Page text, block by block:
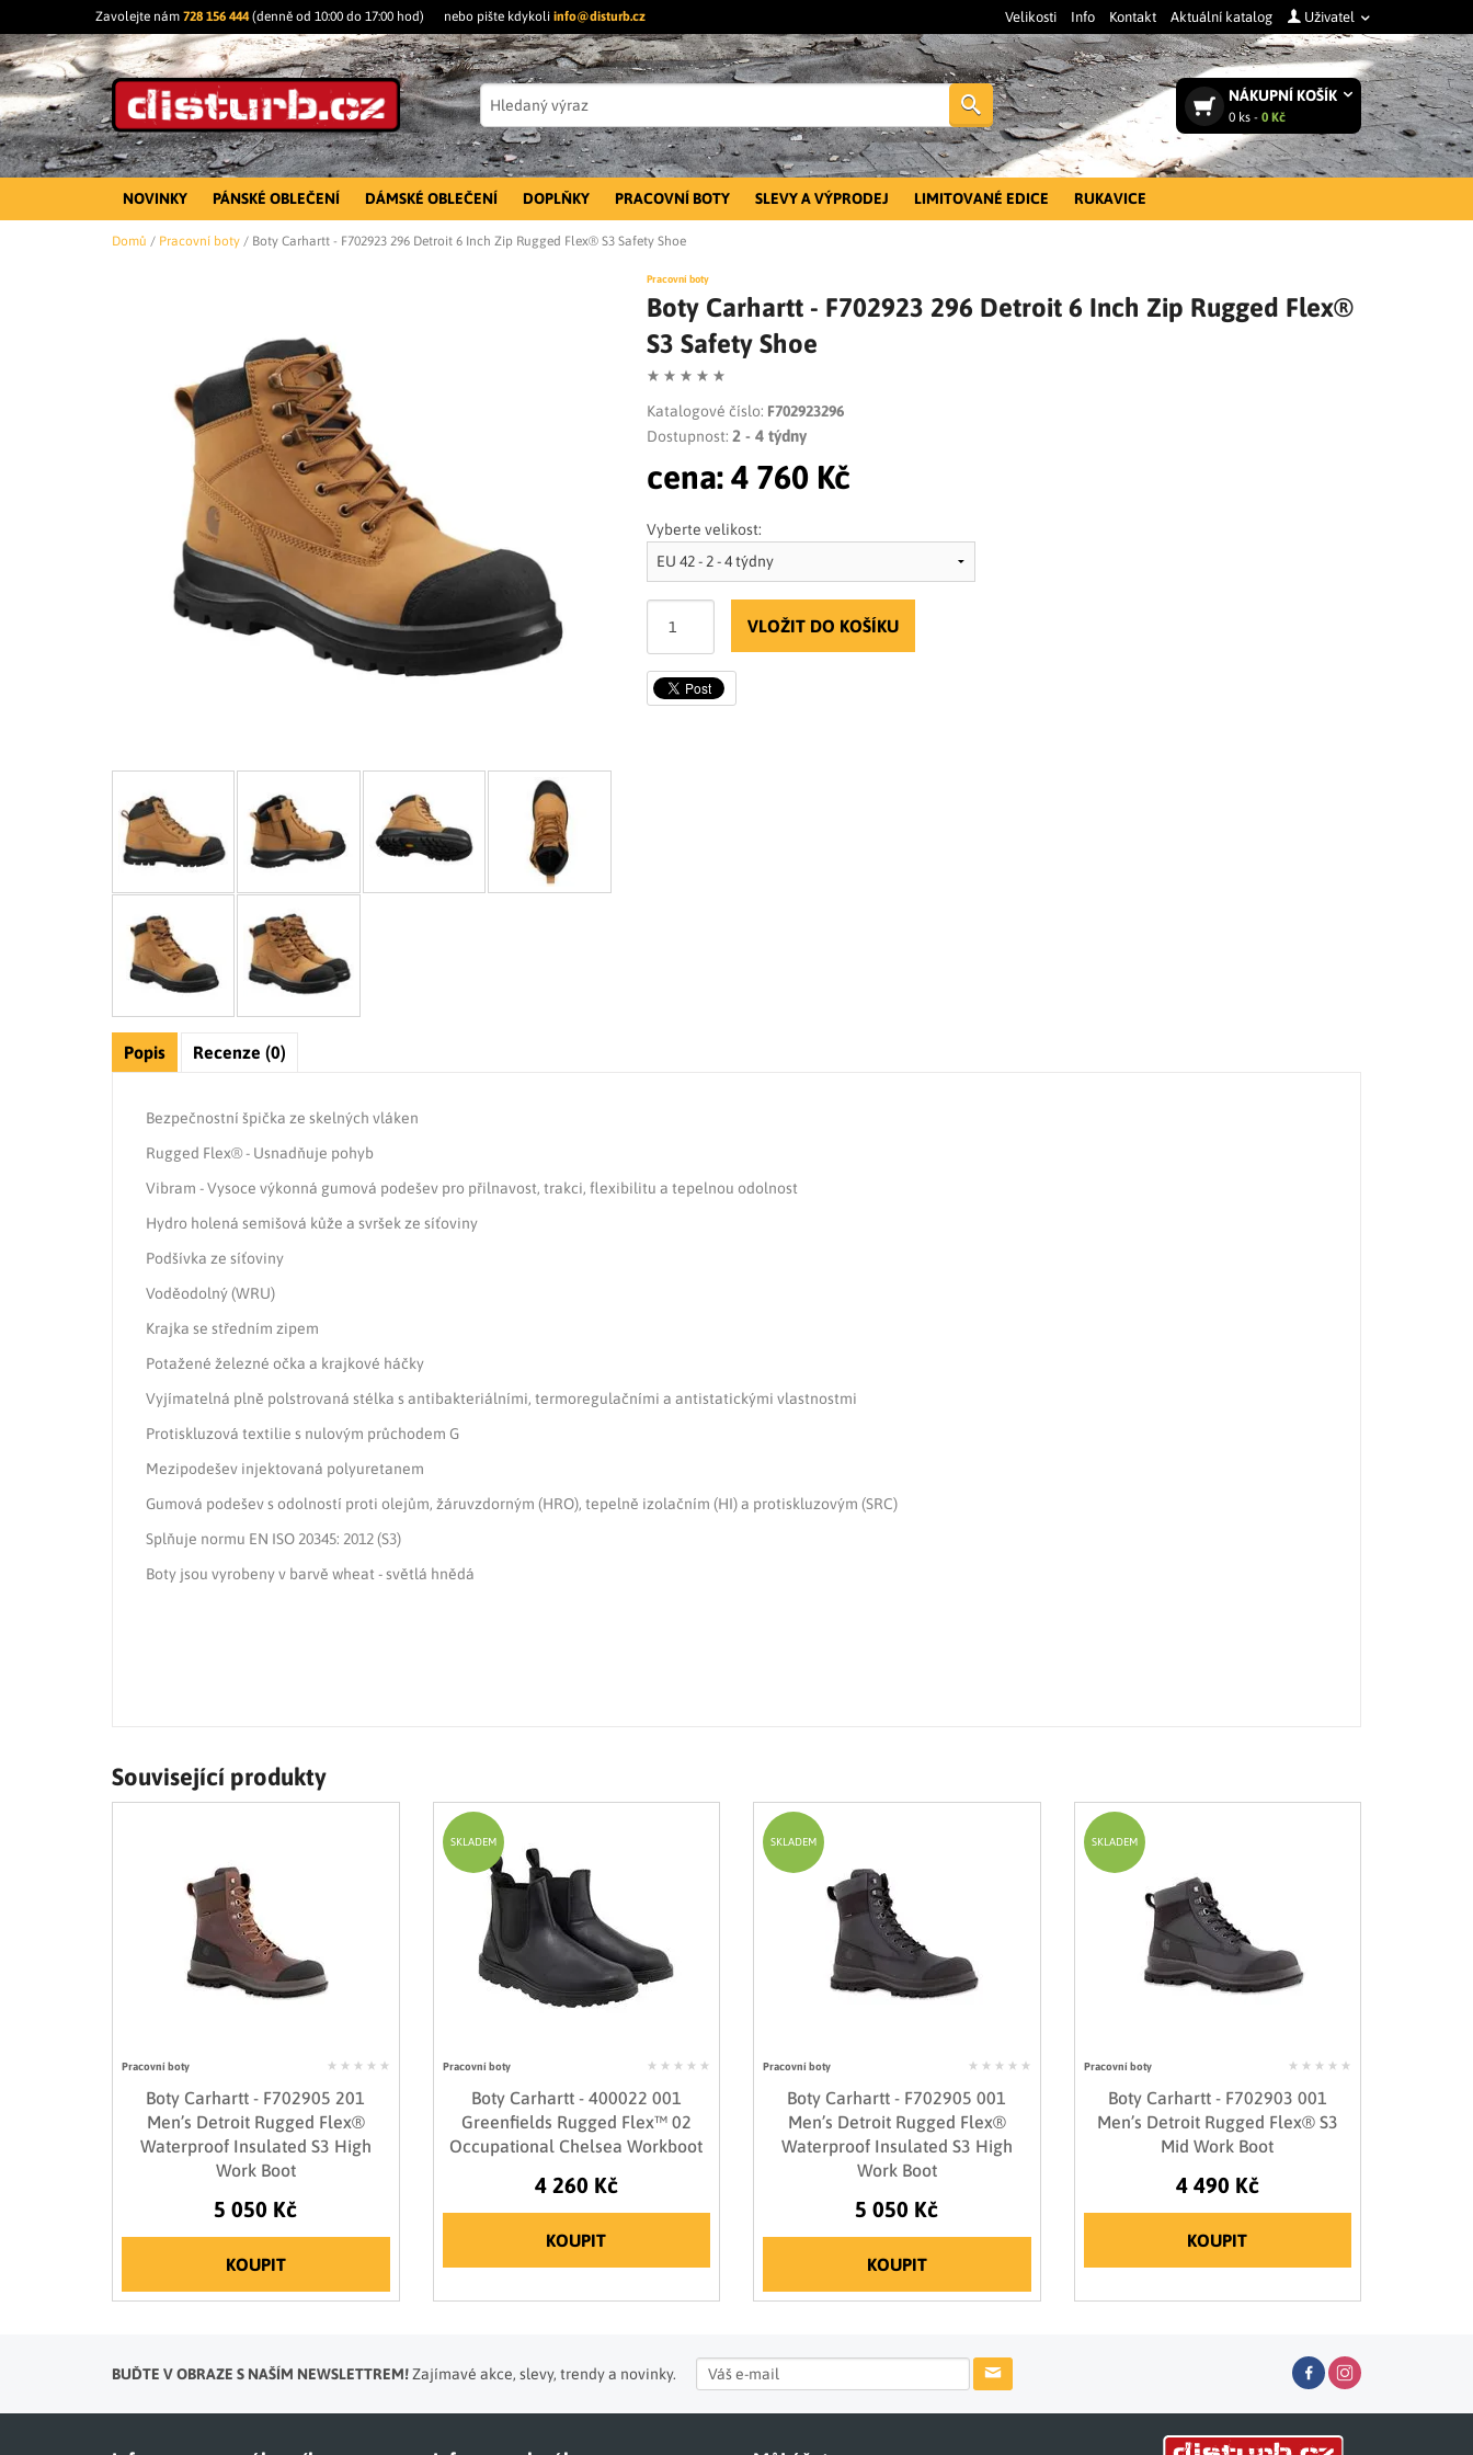
Zavolejte nám 728 156 444 (denně od 10:00 do 17:00 hod) nebo pište kdykoli info@disturb.cz Velikosti Info Kontakt Aktuální katalog Uživatel
NÁKUPNÍ KOŠÍK
0 ks - 0 Kč
Vyhledat
NOVINKY PÁNSKÉ OBLEČENÍ DÁMSKÉ OBLEČENÍ DOPLŇKY PRACOVNÍ BOTY SLEVY A VÝPRODEJ LIMITOVANÉ EDICE RUKAVICE
Domů / Pracovní boty / Boty Carhartt - F702923 296 Detroit 6 Inch Zip Rugged Flex® S3 Safety Shoe
Pracovní boty
Boty Carhartt - F702923 296 Detroit 6 Inch Zip Rugged Flex®
S3 Safety Shoe
Katalogové číslo: F702923296
Dostupnost: 2 - 4 týdny
cena: 4 760 Kč
Vyberte velikost:
VLOŽIT DO KOŠÍKU
Popis Recenze (0)
Bezpečnostní špička ze skelných vláken
Rugged Flex® - Usnadňuje pohyb
Vibram - Vysoce výkonná gumová podešev pro přilnavost, trakci, flexibilitu a tepelnou odolnost
Hydro holená semišová kůže a svršek ze síťoviny
Podšívka ze síťoviny
Voděodolný (WRU)
Krajka se středním zipem
Potažené železné očka a krajkové háčky
Vyjímatelná plně polstrovaná stélka s antibakteriálními, termoregulačními a antistatickými vlastnostmi
Protiskluzová textilie s nulovým průchodem G
Mezipodešev injektovaná polyuretanem
Gumová podešev s odolností proti olejům, žáruvzdorným (HRO), tepelně izolačním (HI) a protiskluzovým (SRC)
Splňuje normu EN ISO 20345: 2012 (S3)
Boty jsou vyrobeny v barvě wheat - světlá hnědá
Související produkty
Pracovní boty
Boty Carhartt - F702905 201
Men’s Detroit Rugged Flex®
Waterproof Insulated S3 High
Work Boot
5 050 Kč
KOUPIT
Pracovní boty
Boty Carhartt - 400022 001
Greenfields Rugged Flex™ 02
Occupational Chelsea Workboot
4 260 Kč
KOUPIT
SKLADEM
Pracovní boty
Boty Carhartt - F702905 001
Men’s Detroit Rugged Flex®
Waterproof Insulated S3 High
Work Boot
5 050 Kč
KOUPIT
SKLADEM
Pracovní boty
Boty Carhartt - F702903 001
Men’s Detroit Rugged Flex® S3
Mid Work Boot
4 490 Kč
KOUPIT
SKLADEM
BUĎTE V OBRAZE S NAŠÍM NEWSLETTREM!Zajímavé akce, slevy, trendy a novinky.